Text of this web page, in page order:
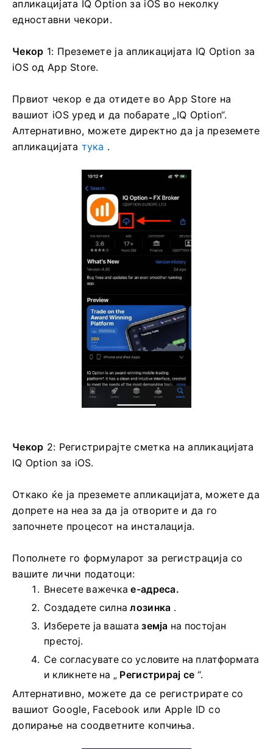
апликацијата IQ Option за iOS во неколку
едноставни чекори.
Чекор 1: Преземете ја апликацијата IQ Option за
iOS од App Store.
Првиот чекор е да отидете во App Store на
вашиот iOS уред и да побарате „IQ Option“.
Алтернативно, можете директно да ја преземете
апликацијата тука .
Чекор 2: Регистрирајте сметка на апликацијата
IQ Option за iOS.
Откако ќе ја преземете апликацијата, можете да
допрете на неа за да ја отворите и да го
започнете процесот на инсталација.
Пополнете го формуларот за регистрација со
вашите лични податоци:
Внесете важечкае-адреса.
Создадете силналозинка .
Изберете ја вашатаземја на постојан
престој.
Се согласувате со условите на платформата
и кликнете на „ Регистрирај се “.
Алтернативно, можете да се регистрирате со
вашиот Google, Facebook или Apple ID со
допирање на соодветните копчиња.